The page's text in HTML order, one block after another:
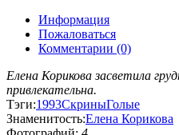
Информация
Пожаловаться
Комментарии (0)
Елена Корикова засветила
привлекательна.
Тэги:1993СкриныГолые
Знаменитость:Елена Корикова